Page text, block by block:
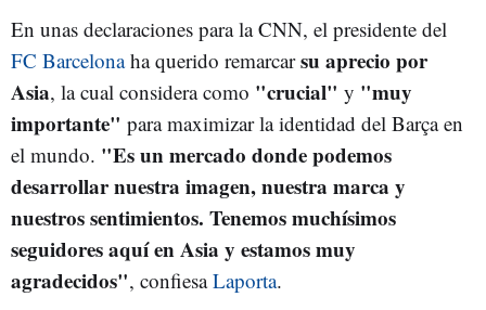
En unas declaraciones para la CNN, el presidente del
FC Barcelonaha querido remarcarsu aprecio por
Asia, la cual considera como "crucial" y "muy
importante" para maximizar la identidad del Barça en
el mundo. "Es un mercado donde podemos
desarrollar nuestra imagen, nuestra marca y
nuestros sentimientos. Tenemos muchísimos
seguidores aquí en Asia y estamos muy
agradecidos", confiesaLaporta.